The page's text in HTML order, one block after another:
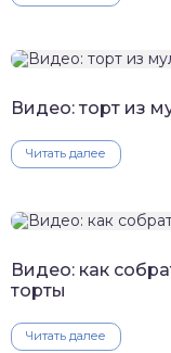
Видео: торт из
Читать далее
Видео: как
торты
Читать далее